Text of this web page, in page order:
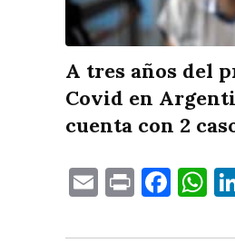
A tres años del
Covid en
cuenta con 2
EmailPrint